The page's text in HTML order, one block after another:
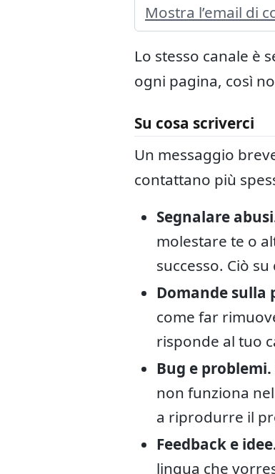
Mostra l’email di
Lo stesso canale è
ogni pagina, così
Su cosa scriverci
Un messaggio
contattano più
Segnalare
molestare te o
successo. Ciò
Domande sulla
come far
risponde al tuo
Bug e problemi.
non funziona
a riprodurre il
Feedback e
lingua che